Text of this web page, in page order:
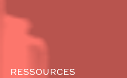
RESSOURCES